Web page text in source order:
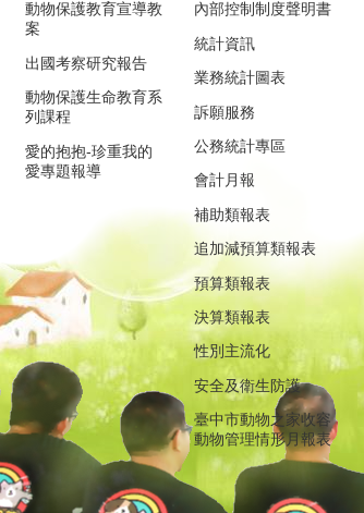
動物保護教育宣導教
案
出國考察研究報告
動物保護生命教育系
列課程
愛的抱抱-珍重我的
愛專題報導
內部控制制度聲明書
統計資訊
業務統計圖表
訴願服務
公務統計專區
會計月報
補助類報表
追加減預算類報表
預算類報表
決算類報表
性別主流化
安全及衛生防護
臺中市動物之家收容
動物管理情形月報表